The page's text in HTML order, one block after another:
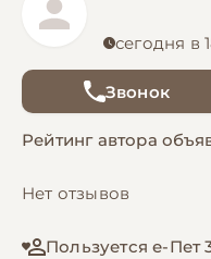
сегодня в
Звонок
Рейтинг автора
Нет отзывов
Пользуется е-Пет